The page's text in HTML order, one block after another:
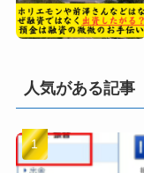
人気がある記事